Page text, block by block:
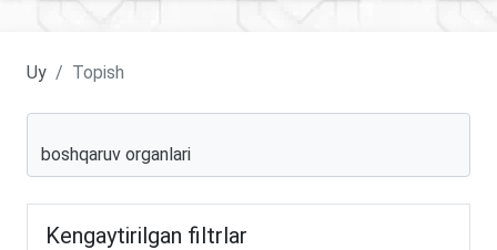
Uy Topish
Kengaytirilgan filtrlar